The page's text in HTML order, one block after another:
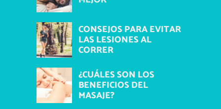
CONSEJOS PARA EVITAR
LAS LESIONES AL
CORRER
¿CUÁLES SON LOS
BENEFICIOS DEL
MASAJE?